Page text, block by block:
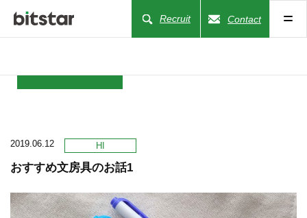
Recruit Contact
COMPANY
BUSINESS
2019.06.12 HI
おすすめ文房具のお話1